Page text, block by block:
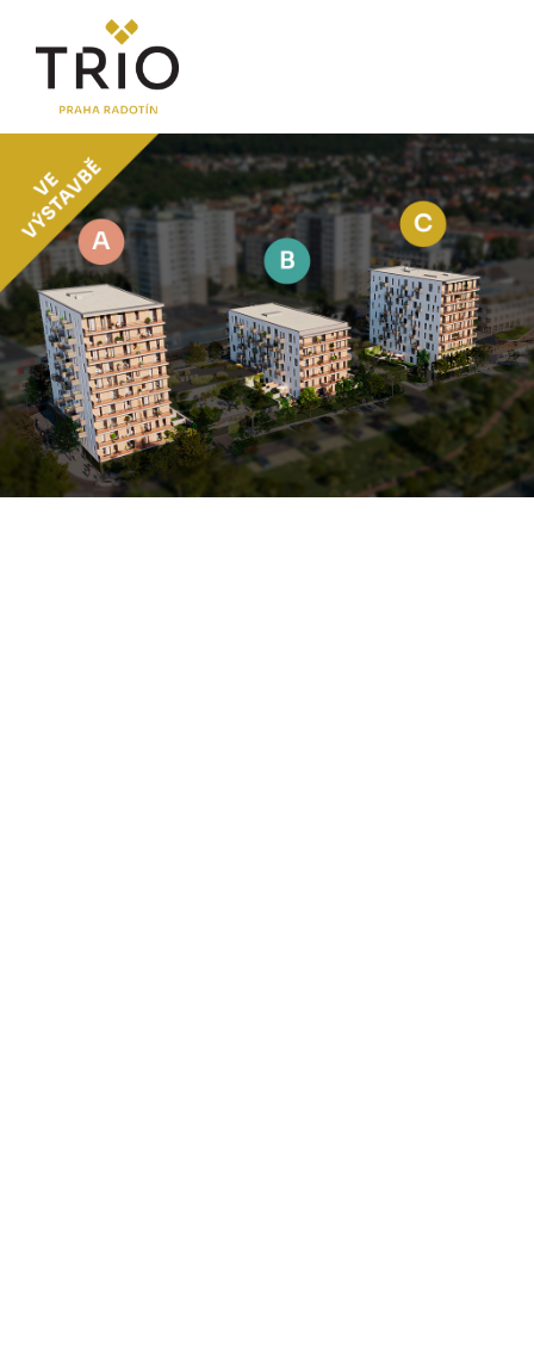
O PROJEKTU
Proč TRIO Radotín
FAQ sekce
Novinky
Postup koupě a financování
LOKALITA
CENÍK
Byty